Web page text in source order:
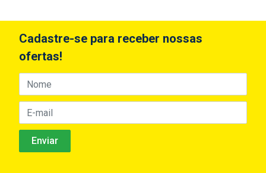
Cadastre-se para receber nossas
ofertas!